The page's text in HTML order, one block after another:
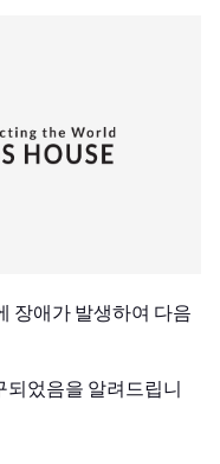
장애가 발생하여 다음
되었음을 알려드립니